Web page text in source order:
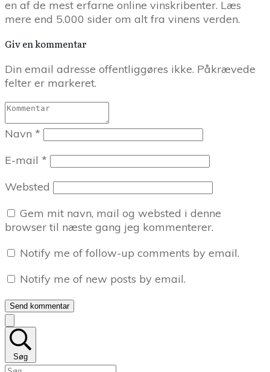
en af de mest erfarne online vinskribenter. Læs
mere end 5.000 sider om alt fra vinens verden.
Giv en kommentar
Din email adresse offentliggøres ikke. Påkrævede
felter er markeret.
Navn *
E-mail *
Websted
Gem mit navn, mail og websted i denne
browser til næste gang jeg kommenterer.
Notify me of follow-up comments by email.
Notify me of new posts by email.
Send kommentar
Søg